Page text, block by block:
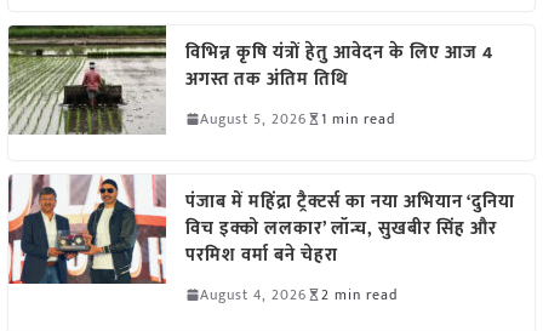
विभिन्न कृषि यंत्रों हेतु आवेदन के लिए आज 4
अगस्त तक अंतिम तिथि
August 5, 2026 1 min read
पंजाब में महिंद्रा ट्रैक्टर्स का नया अभियान ‘दुनिया
विच इक्को ललकार’ लॉन्च, सुखबीर सिंह और
परमिश वर्मा बने चेहरा
August 4, 2026 2 min read